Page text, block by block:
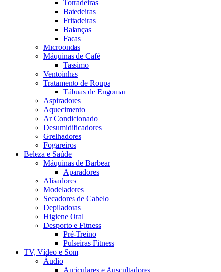
Torradeiras
Batedeiras
Fritadeiras
Balanças
Facas
Microondas
Máquinas de Café
Tassimo
Ventoinhas
Tratamento de Roupa
Tábuas de Engomar
Aspiradores
Aquecimento
Ar Condicionado
Desumidificadores
Grelhadores
Fogareiros
Beleza e Saúde
Máquinas de Barbear
Aparadores
Alisadores
Modeladores
Secadores de Cabelo
Depiladoras
Higiene Oral
Desporto e Fitness
Pré-Treino
Pulseiras Fitness
TV, Vídeo e Som
Áudio
Auriculares e Auscultadores